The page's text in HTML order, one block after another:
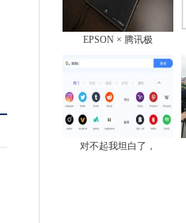
EPSON × 腾讯极
对不起我坦白了，